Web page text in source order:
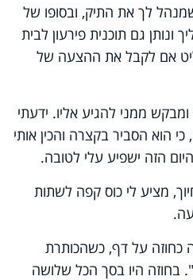
לך את התיק, ובסופו של
ונותן גם תוכנית פירעון לבית
אם לקבל את ההצעה של
ממני להגיע אליו. ידעתי
הוא הסביר בקצרה והכין אותי
הזה ישפיע עלי לטובה.
מציע לי כוס קפה לשתות
.
על דף, כשהכותרת
בחוזה היו בסך הכל שלושה